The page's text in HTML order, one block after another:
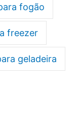
fogão
freezer
geladeira